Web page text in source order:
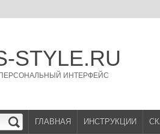
STYLE.RU
ИНТЕРФЕЙС
ГЛАВНАЯ ИНСТРУКЦИИ